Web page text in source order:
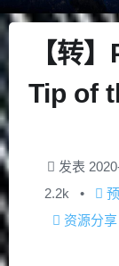
【转
Tip of
发表
2.2k
资源分享